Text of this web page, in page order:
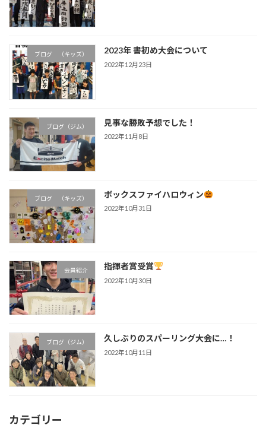
ブログ （キッズ） 2023年 書初め大会について
2022年12月23日
ブログ（ジム） 見事な勝敗予想でした！
2022年11月8日
ブログ （キッズ） ボックスファイハロウィン
2022年10月31日
会員紹介 指揮者賞受賞
2022年10月30日
ブログ（ジム） 久しぶりのスパーリング大会に…！
2022年10月11日
カテゴリー